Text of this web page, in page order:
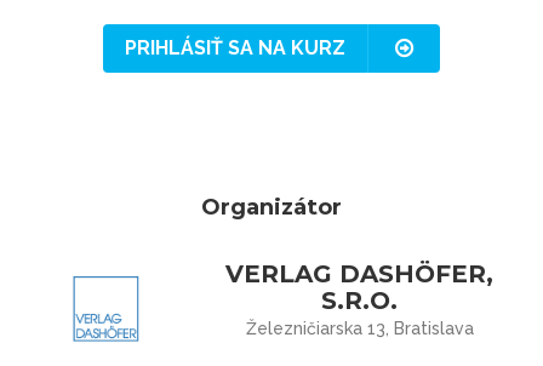
PRIHLÁSIŤ SA NA KURZ
Organizátor
VERLAG DASHÖFER,
S.R.O.
Železničiarska 13, Bratislava